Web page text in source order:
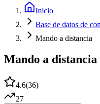
Inicio
Base de datos de
Mando a distancia
Mando a distancia
4.6(36)
27